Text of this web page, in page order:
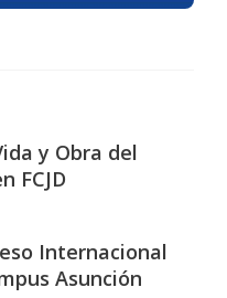
y Obra del
FCJD
Internacional
Asunción